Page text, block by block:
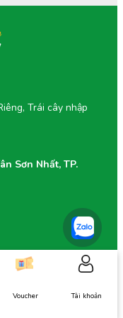
Trái cây nhập
Sơn Nhất, TP.
Voucher Tài khoản